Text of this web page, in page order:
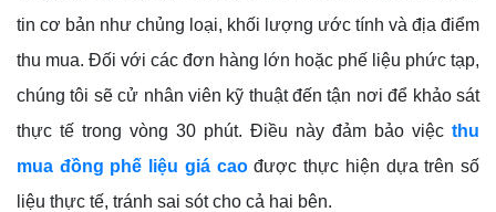
tin cơ bản như chủng loại, khối lượng ước tính và địa điểm
thu mua. Đối với các đơn hàng lớn hoặc phế liệu phức tạp,
chúng tôi sẽ cử nhân viên kỹ thuật đến tận nơi để khảo sát
thực tế trong vòng 30 phút. Điều này đảm bảo việc thu
mua đồng phế liệu giá caođược thực hiện dựa trên số
liệu thực tế, tránh sai sót cho cả hai bên.